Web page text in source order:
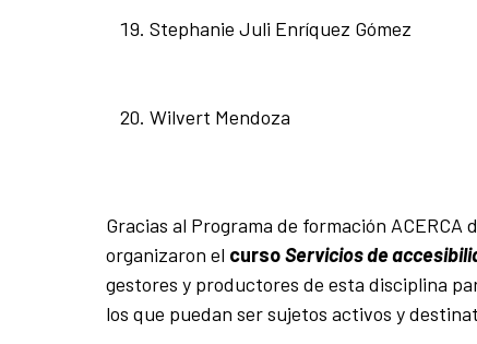
Stephanie Juli Enríquez Gómez
Wilvert Mendoza
Gracias al Programa de formación ACERCA
organizaron el cursoServicios de
gestores y productores de esta disciplina
los que puedan ser sujetos activos y